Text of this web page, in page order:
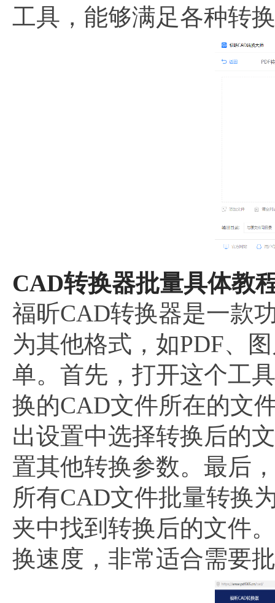
工具，能够满足各种转
CAD转换器批量具体教
福昕CAD转换器是一款
为其他格式，如PDF、
单。首先，打开这个工
换的CAD文件所在的文
出设置中选择转换后的
置其他转换参数。最后
所有CAD文件批量转换
夹中找到转换后的文件
换速度，非常适合需要